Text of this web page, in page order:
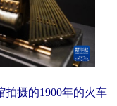
山西
江苏
江西
拍摄的1900年的火车